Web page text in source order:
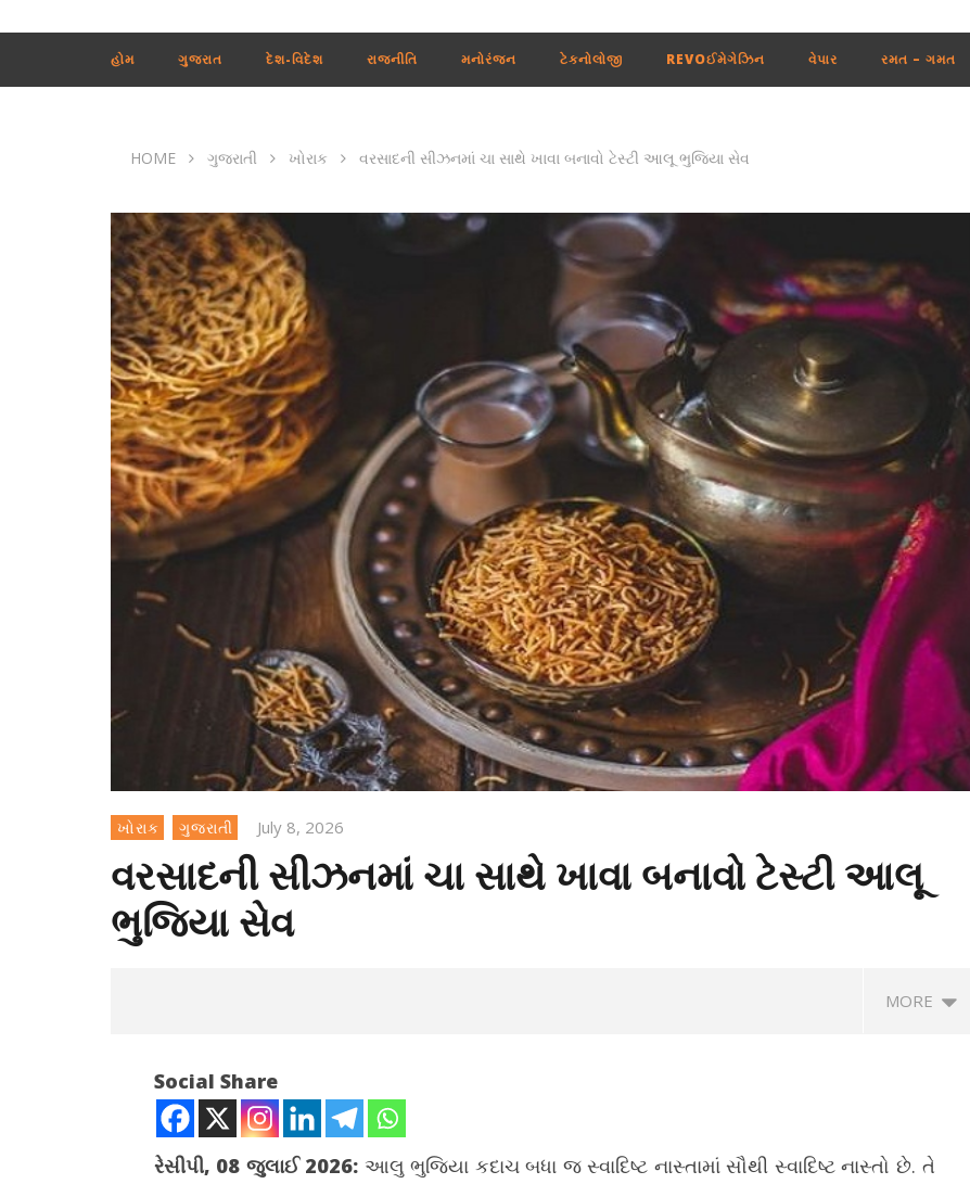
હોમ ગુજરાત દેશ-વિદેશ રાજનીતિ મનોરંજન ટેકનોલોજી REVOઈમેગેઝિન વેપાર રમત – ગમત
HOME ગુજરાતી ખોરાક વરસાદની સીઝનમાં ચા સાથે ખાવા બનાવો ટેસ્ટી આલૂ ભુજિયા સેવ
ખોરાક ગુજરાતી July 8, 2026
વરસાદની સીઝનમાં ચા સાથે ખાવા બનાવો ટેસ્ટી આલૂ
ભુજિયા સેવ
MORE
Social Share
રેસીપી, 08 જુલાઈ 2026: આલુ ભુજિયા કદાચ બધા જ સ્વાદિષ્ટ નાસ્તામાં સૌથી સ્વાદિષ્ટ નાસ્તો છે. તે